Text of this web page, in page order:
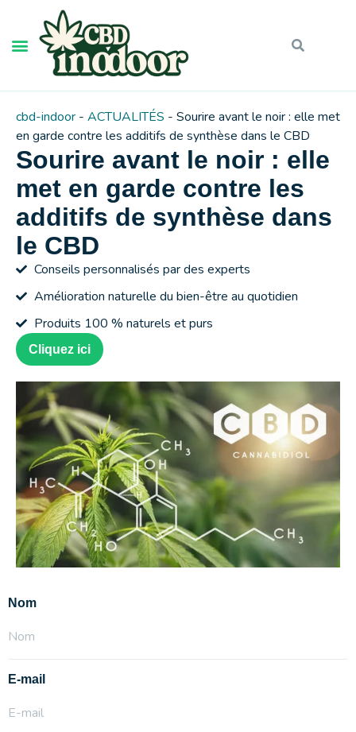
cbd-indoor - ACTUALITÉS - Sourire avant le noir : elle met
en garde contre les additifs de synthèse dans le CBD
Sourire avant le noir : elle
met en garde contre les
additifs de synthèse dans
le CBD
Conseils personnalisés par des experts
Amélioration naturelle du bien-être au quotidien
Produits 100 % naturels et purs
Cliquez ici
Nom
E-mail